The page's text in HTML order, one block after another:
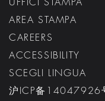
UFFICI STAMPA
AREA STAMPA
CAREERS
ACCESSIBILITY
SCEGLI LINGUA
沪ICP备14047926